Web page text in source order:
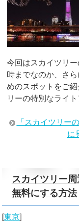
今回はスカイツリ
時までなのか、さ
めのスポットをご
リーの特別なライ
「スカイツリー
に
スカイツリー
無料にする方法
[東京]